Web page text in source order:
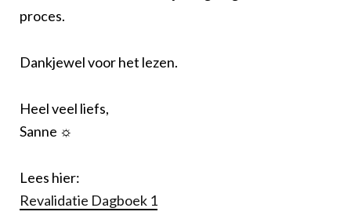
proces.
Dankjewel voor het lezen.
Heel veel liefs,
Sanne ☼
Lees hier:
Revalidatie Dagboek 1